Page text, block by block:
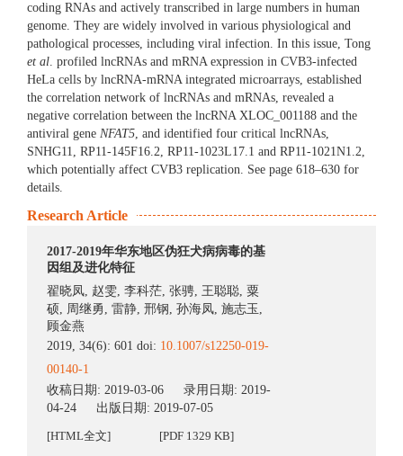
coding RNAs and actively transcribed in large numbers in human
genome. They are widely involved in various physiological and
pathological processes, including viral infection. In this issue, Tong
et al. profiled lncRNAs and mRNA expression in CVB3-infected
HeLa cells by lncRNA-mRNA integrated microarrays, established
the correlation network of lncRNAs and mRNAs, revealed a
negative correlation between the lncRNA XLOC_001188 and the
antiviral gene NFAT5, and identified four critical lncRNAs,
SNHG11, RP11-145F16.2, RP11-1023L17.1 and RP11-1021N1.2,
which potentially affect CVB3 replication. See page 618–630 for
details.
Research Article
2017-2019年华东地区伪狂犬病病毒的基
因组及进化特征
翟晓凤, 赵雯,李科茫,张骋, 王聪聪,粟
硕, 周继勇,雷静,邢钢 ,孙海凤,施志玉 ,
顾金燕
2019, 34(6): 601 doi: 10.1007/s12250-019-
00140-1
收稿日期:2019-03-06 录用日期:2019-
04-24
出版日期:2019-07-05
[HTML全文] [PDF 1329 KB]